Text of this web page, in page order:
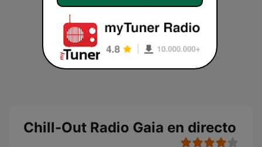
Chill-Out Radio Gaia en directo